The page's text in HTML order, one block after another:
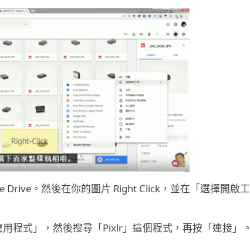
Drive。然後在你的圖片 Right Click，並在「選擇開啟工
程式」，然後搜尋「Pixlr」這個程式，再按「連接」。